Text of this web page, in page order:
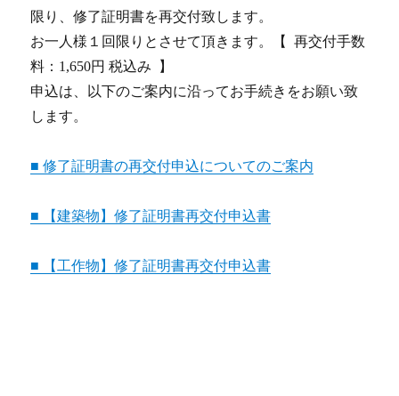
限り、修了証明書を再交付致します。
お一人様１回限りとさせて頂きます。【 再交付手数
料：1,650円 税込み 】
申込は、以下のご案内に沿ってお手続きをお願い致
します。
■ 修了証明書の再交付申込についてのご案内
■ 【建築物】修了証明書再交付申込書
■ 【工作物】修了証明書再交付申込書